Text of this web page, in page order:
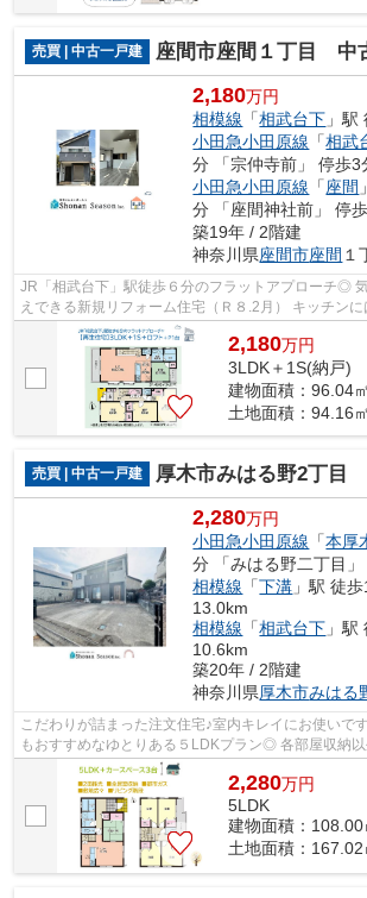
売買 | 中古一戸建 座間市座間１丁目 中古戸
2,180万円
相模線 「相武台下 」駅
小田急小田原線 「相武
分 「宗仲寺前」 停歩3
小田急小田原線 「座間
分 「座間神社前」 停
築19年 / 2階建
神奈川県座間市座間 １
JR「相武台下」駅徒歩６分のフラットアプローチ◎
えできる新規リフォーム住宅（Ｒ８.2月） キッチン
新設し、食後の家事負担を軽減するこ...
2,180万円
3LDK＋1S(納戸)
建物面積：96.04
土地面積：94.16
売買 | 中古一戸建 厚木市みはる野2丁目 中古
2,280万円
小田急小田原線 「本厚
分 「みはる野二丁目
相模線 「下溝 」駅 徒
13.0km
相模線 「相武台下 」
10.6km
築20年 / 2階建
神奈川県厚木市みはる
こだわりが詰まった注文住宅♪室内キレイにお使いで
もおすすめなゆとりある５LDKプラン◎ 各部屋収納以
豊富にあり、空間広々！カースペース３...
2,280万円
5LDK
建物面積：108.00
土地面積：167.02